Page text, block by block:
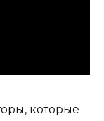
которые